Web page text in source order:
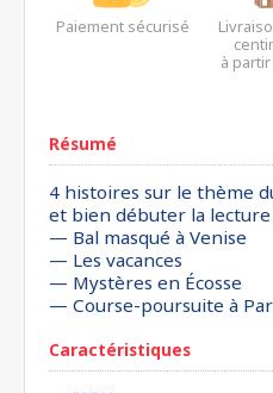
Paiement sécurisé
à
Résumé
4 histoires sur le thème
et bien débuter la lecture
— Bal masqué à Venise
— Les vacances
— Mystères en Écosse
— Course-poursuite à
Caractéristiques